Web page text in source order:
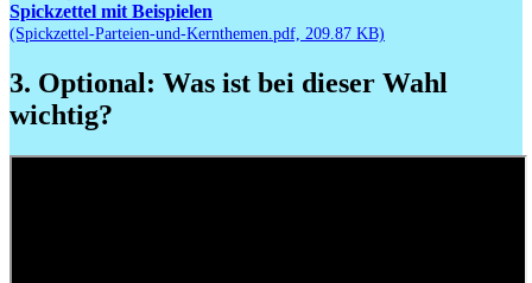
Spickzettel mit Beispielen
(Spickzettel-Parteien-und-Kernthemen.pdf, 209.87 KB)
3. Optional: Was ist bei dieser Wahl
wichtig?